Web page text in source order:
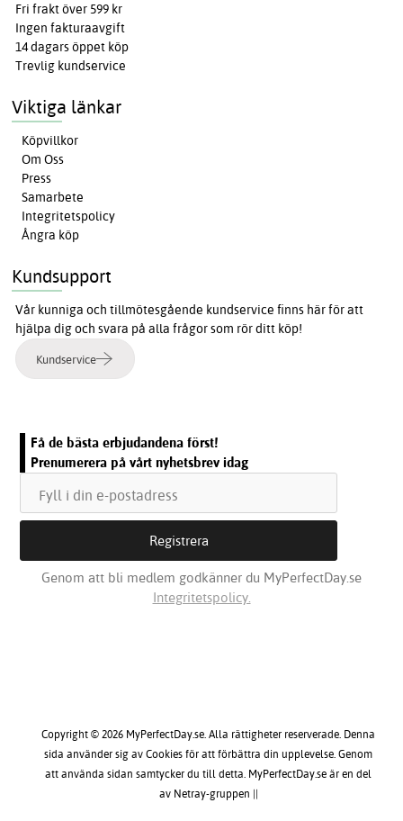
Fri frakt över 599 kr
Ingen fakturaavgift
14 dagars öppet köp
Trevlig kundservice
Viktiga länkar
Köpvillkor
Om Oss
Press
Samarbete
Integritetspolicy
Ångra köp
Kundsupport
Vår kunniga och tillmötesgående kundservice finns här för att
hjälpa dig och svara på alla frågor som rör ditt köp!
Kundservice
Få de bästa erbjudandena först!
Prenumerera på vårt nyhetsbrev idag
Genom att bli medlem godkänner du MyPerfectDay.se
Integritetspolicy.
Copyright © 2026 MyPerfectDay.se. Alla rättigheter reserverade. Denna
sida använder sig av Cookies för att förbättra din upplevelse. Genom
att använda sidan samtycker du till detta. MyPerfectDay.se är en del
av Netray-gruppen ||